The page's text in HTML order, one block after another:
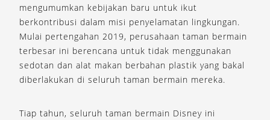
mengumumkan kebijakan baru untuk ikut
berkontribusi dalam misi penyelamatan lingkungan.
Mulai pertengahan 2019, perusahaan taman bermain
terbesar ini berencana untuk tidak menggunakan
sedotan dan alat makan berbahan plastik yang bakal
diberlakukan di seluruh taman bermain mereka.
Tiap tahun, seluruh taman bermain Disney ini